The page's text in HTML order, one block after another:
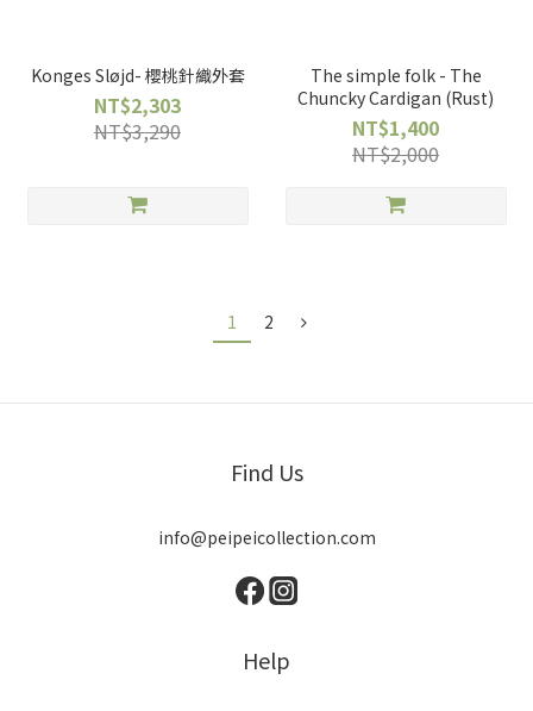
Konges Sløjd- 櫻桃針織外套
NT$2,303
NT$3,290
The simple folk - The
Chuncky Cardigan (Rust)
NT$1,400
NT$2,000
1 2
Find Us
info@peipeicollection.com
Help